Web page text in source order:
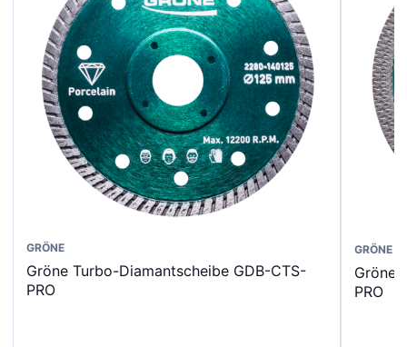
GRÖNE
Gröne Turbo-Diamantscheibe GDB-CTS-
PRO
Dieses
Produkt
weist
GRÖNE
Gröne
PRO
Dieses
weist